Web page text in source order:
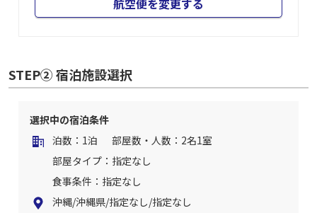
航空便を変更する
STEP② 宿泊施設選択
選択中の宿泊条件
泊数：1泊
部屋数・人数：2名1室
部屋タイプ：指定なし
食事条件：指定なし
沖縄/沖縄県/指定なし/指定なし